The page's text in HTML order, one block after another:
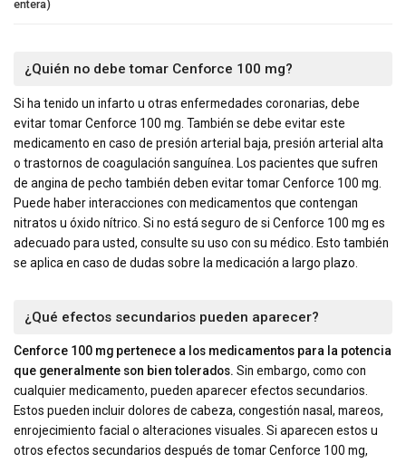
entera)
¿Quién no debe tomar Cenforce 100 mg?
Si ha tenido un infarto u otras enfermedades coronarias, debe
evitar tomar Cenforce 100 mg. También se debe evitar este
medicamento en caso de presión arterial baja, presión arterial alta
o trastornos de coagulación sanguínea. Los pacientes que sufren
de angina de pecho también deben evitar tomar Cenforce 100 mg.
Puede haber interacciones con medicamentos que contengan
nitratos u óxido nítrico. Si no está seguro de si Cenforce 100 mg es
adecuado para usted, consulte su uso con su médico. Esto también
se aplica en caso de dudas sobre la medicación a largo plazo.
¿Qué efectos secundarios pueden aparecer?
Cenforce 100 mg pertenece a los medicamentos para la potencia
que generalmente son bien tolerados. Sin embargo, como con
cualquier medicamento, pueden aparecer efectos secundarios.
Estos pueden incluir dolores de cabeza, congestión nasal, mareos,
enrojecimiento facial o alteraciones visuales. Si aparecen estos u
otros efectos secundarios después de tomar Cenforce 100 mg,